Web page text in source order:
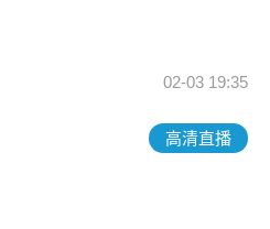
02-03 19:35
高清直播